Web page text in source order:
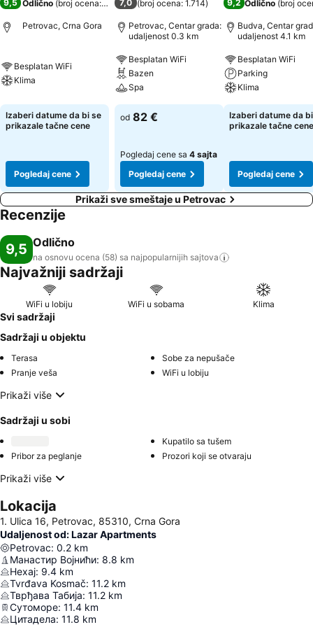
9,5 Odlično (broj ocena: 58 )
Petrovac, Crna Gora
Besplatan WiFi
Klima
Izaberi datume da bi se
prikazale tačne cene
Pogledaj cene
7,0 (broj ocena: 1.714)
Petrovac, Centar grada:
udaljenost 0.3 km
Besplatan WiFi
Bazen
Spa
od 82 €
Pogledaj cene sa 4 sajta
Pogledaj cene
9,2 Odlično (broj
Budva, Centar
udaljenost 4.1 km
Besplatan WiFi
Parking
Klima
Izaberi datume da
prikazale tačne cene
Pogledaj cene
Prikaži sve smeštaje u Petrovac
Recenzije
9,5 Odlično
na osnovu ocena (58) sa najpopularnijih sajtova
Najvažniji sadržaji
WiFi u lobiju WiFi u sobama Klima
Svi sadržaji
Sadržaji u objektu
Terasa
Sobe za nepušače
Pranje veša
WiFi u lobiju
Prikaži više
Sadržaji u sobi
Kupatilo sa tušem
Pribor za peglanje
Prozori koji se otvaraju
Prikaži više
Lokacija
1. Ulica 16, Petrovac, 85310, Crna Gora
Udaljenost od: Lazar Apartments
Petrovac: 0.2 km
Манастир Војнићи: 8.8 km
Нехај: 9.4 km
Tvrđava Kosmač: 11.2 km
Тврђава Табија: 11.2 km
Сутоморе: 11.4 km
Цитадела: 11.8 km